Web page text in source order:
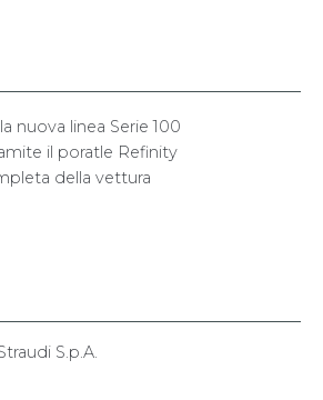
nuova linea Serie 100
il poratle Refinity
della vettura
S.p.A.